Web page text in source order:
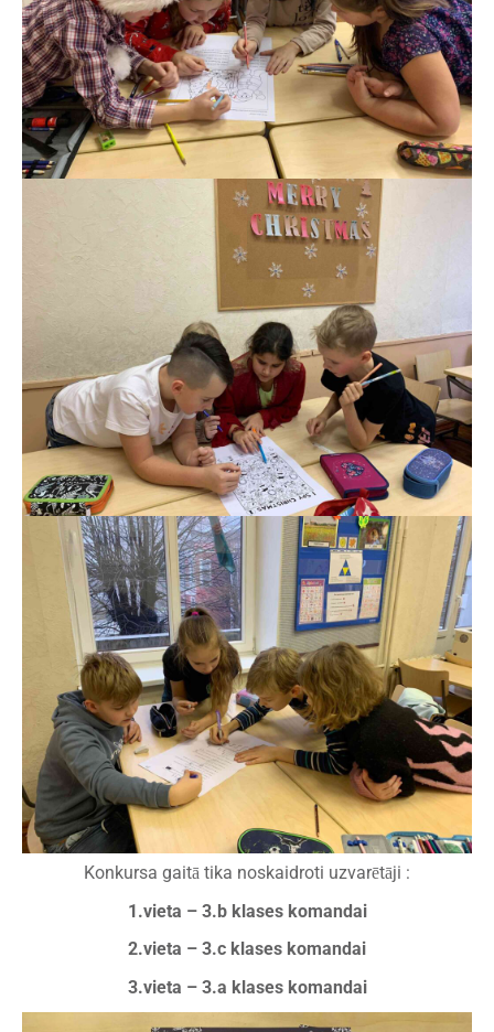
Konkursa gaitā tika noskaidroti uzvarētāji :
1.vieta – 3.b klases komandai
2.vieta – 3.c klases komandai
3.vieta – 3.a klases komandai